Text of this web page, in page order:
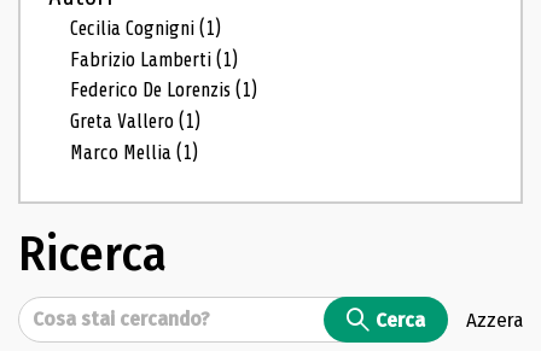
Cecilia Cognigni(1)
Fabrizio Lamberti(1)
Federico De Lorenzis(1)
Greta Vallero(1)
Marco Mellia(1)
Ricerca
Cerca Cerca Azzera